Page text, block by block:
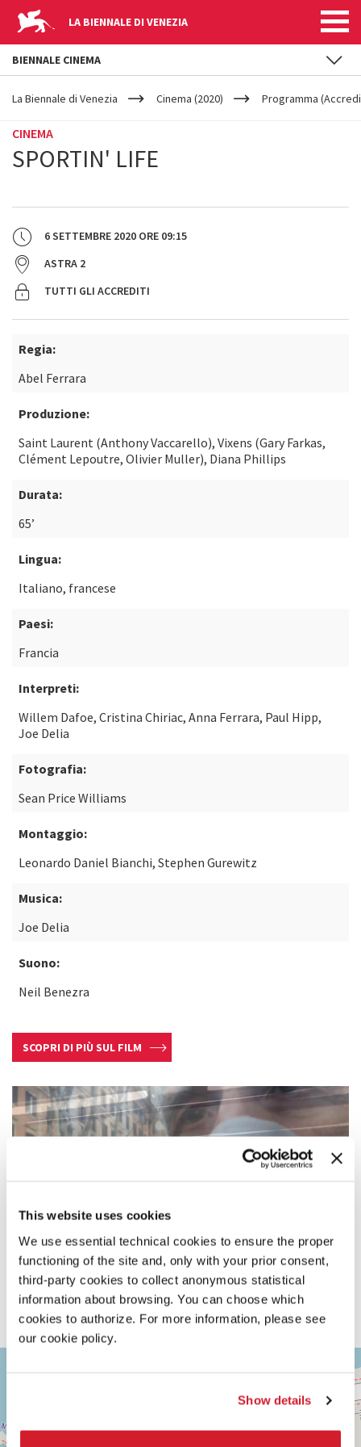
This website uses cookies
We use essential technical cookies to ensure the proper
functioning of the site and, only with your prior consent,
third-party cookies to collect anonymous statistical
information about browsing. You can choose which
cookies to authorize. For more information, please see
our cookie policy.
Show details
LA BIENNALE DI VENEZIA
YOUR
ARE
La Biennale di Venezia Cinema (2020) Programma
CINEMA
SPORTIN' LIFE
6 SETTEMBRE 2020 ORE 09:15
ASTRA 2
TUTTI GLI ACCREDITI
Regia:
Abel Ferrara
Produzione:
Saint Laurent (Anthony Vaccarello), Vixens (Gary Farkas,
Clément Lepoutre, Olivier Muller), Diana Phillips
Durata:
65’
Lingua:
Italiano, francese
Paesi:
Francia
Interpreti:
Willem Dafoe, Cristina Chiriac, Anna Ferrara, Paul Hipp,
Joe Delia
Fotografia:
Sean Price Williams
Montaggio:
Leonardo Daniel Bianchi, Stephen Gurewitz
Musica:
Joe Delia
Suono:
Neil Benezra
SCOPRI DI PIÙ SUL FILM
9
30126
BIENNALE CINEMA